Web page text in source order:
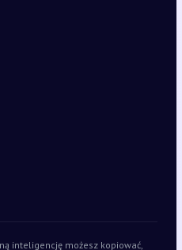
inteligencję możesz kopiować,